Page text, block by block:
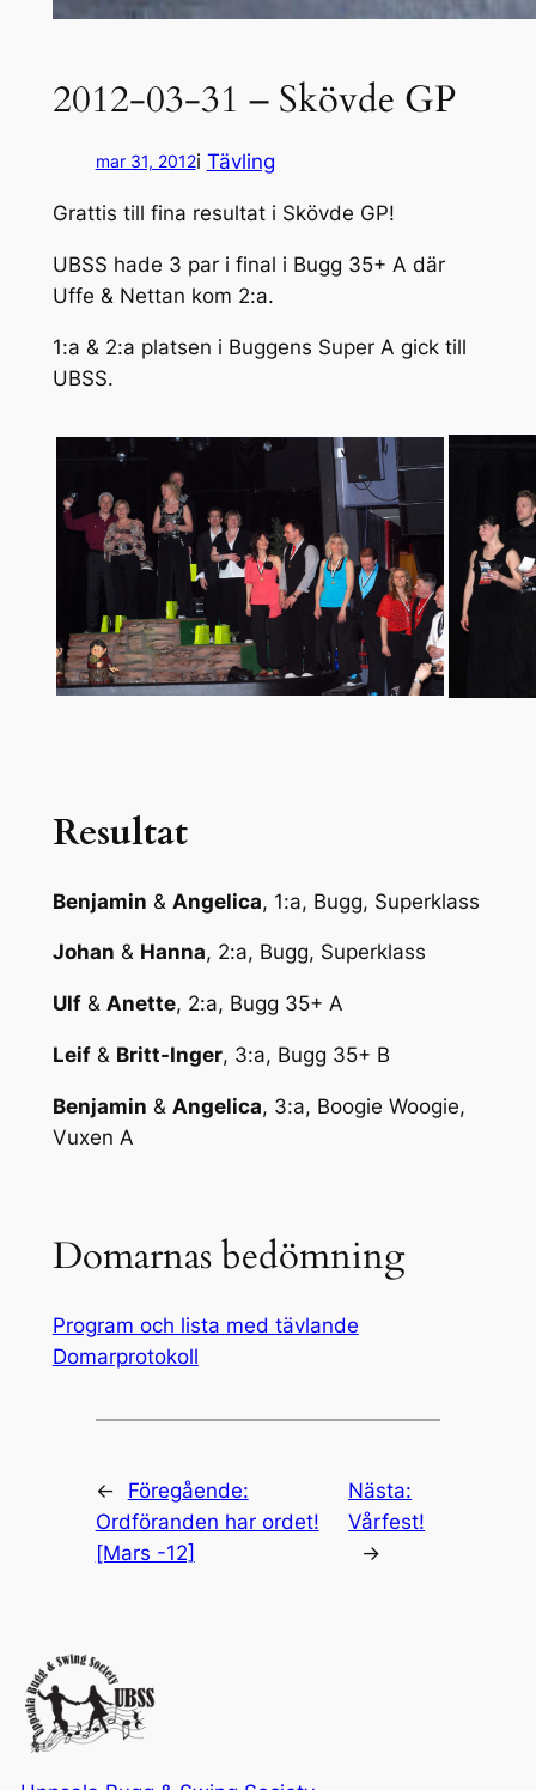
2012-03-31 – Skövde GP
mar 31, 2012i Tävling
Grattis till fina resultat i Skövde GP!
UBSS hade 3 par i final i Bugg 35+ A där
Uffe & Nettan kom 2:a.
1:a & 2:a platsen i Buggens Super A gick till
UBSS.
Resultat
Benjamin & Angelica, 1:a, Bugg, Superklass
Johan & Hanna, 2:a, Bugg, Superklass
Ulf& Anette, 2:a, Bugg 35+ A
Leif& Britt-Inger, 3:a, Bugg 35+ B
Benjamin & Angelica, 3:a, Boogie Woogie,
Vuxen A
Domarnas bedömning
Program och lista med tävlande
Domarprotokoll
←
Föregående:
Ordföranden har ordet!
[Mars -12]
Nästa:
Vårfest!
→